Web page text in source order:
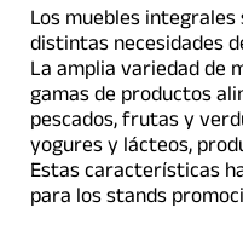
Los muebles
distintas necesidades
La amplia variedad de
gamas de productos
pescados, frutas y
yogures y lácteos,
Estas características
para los stands